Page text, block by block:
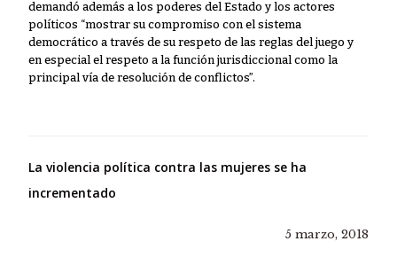
demandó además a los poderes del Estado y los actores
políticos “mostrar su compromiso con el sistema
democrático a través de su respeto de las reglas del juego y
en especial el respeto a la función jurisdiccional como la
principal vía de resolución de conflictos”.
La violencia política contra las mujeres se ha
incrementado
5 marzo, 2018